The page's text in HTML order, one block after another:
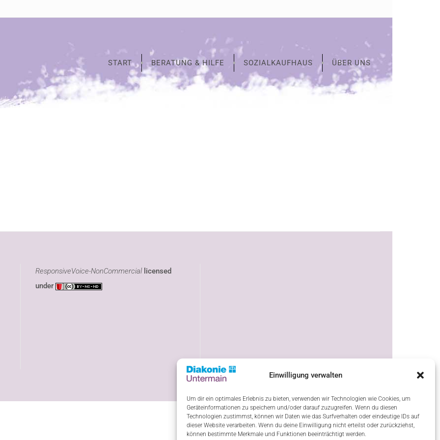
Einwilligung verwalten
Um dir ein optimales Erlebnis zu bieten, verwenden wir Technologien wie Cookies, um
Geräteinformationen zu speichern und/oder darauf zuzugreifen. Wenn du diesen
Technologien zustimmst, können wir Daten wie das Surfverhalten oder eindeutige IDs auf
dieser Website verarbeiten. Wenn du deine Einwilligung nicht erteilst oder zurückziehst,
können bestimmte Merkmale und Funktionen beeinträchtigt werden.
START BERATUNG & HILFE SOZIALKAUFHAUS ÜBER UNS
ResponsiveVoice-NonCommerciallicensed
under